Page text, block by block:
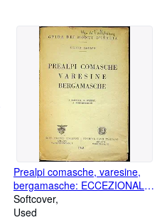
Prealpi comasche, varesine,
bergamasche: ECCEZIONALE
COPIA APPARTENUTA AD
UGO DI VALLEPIANA (firma al
Softcover
Used